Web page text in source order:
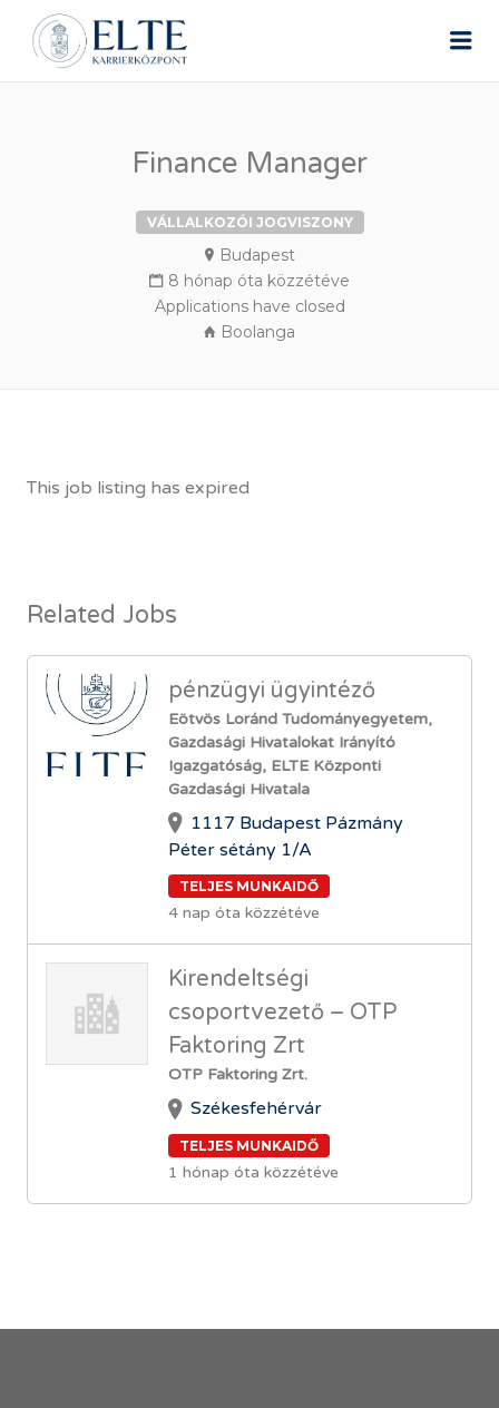
ELTE ÁLLÁSPORTÁL
Finance Manager
VÁLLALKOZÓI JOGVISZONY
Budapest
8 hónap óta közzétéve
Applications have closed
Boolanga
This job listing has expired
Related Jobs
pénzügyi ügyintéző
Eötvös Loránd Tudományegyetem,
Gazdasági Hivatalokat Irányító
Igazgatóság, ELTE Központi
Gazdasági Hivatala
1117 Budapest Pázmány
Péter sétány 1/A
TELJES MUNKAIDŐ
4 nap óta közzétéve
Kirendeltségi
csoportvezető – OTP
Faktoring Zrt
OTP Faktoring Zrt.
Székesfehérvár
TELJES MUNKAIDŐ
1 hónap óta közzétéve